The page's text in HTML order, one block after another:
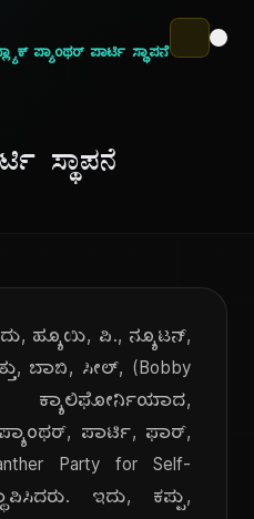
ಪ್ಯಾಂಥರ್ ಪಾರ್ಟಿ ಸ್ಥಾಪನೆ
ಸ್ಥಾಪನೆ
ಹ್ಯೂಯಿ, ಪಿ., ನ್ಯೂಟನ್,
ಬಾಬಿ, ಸೀಲ್, (Bobby
ಪ್ಯಾಂಥರ್, ಪಾರ್ಟಿ, ಫಾರ್,
Party for Self-
ಇದು, ಕಪ್ಪು,